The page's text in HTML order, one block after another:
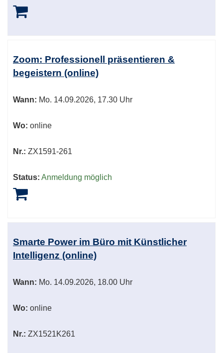
Zoom: Professionell präsentieren &
begeistern (online)
Wann: Mo. 14.09.2026, 17.30 Uhr
Wo: online
Nr.: ZX1591-261
Status: Anmeldung möglich
Smarte Power im Büro mit Künstlicher
Intelligenz (online)
Wann: Mo. 14.09.2026, 18.00 Uhr
Wo: online
Nr.: ZX1521K261